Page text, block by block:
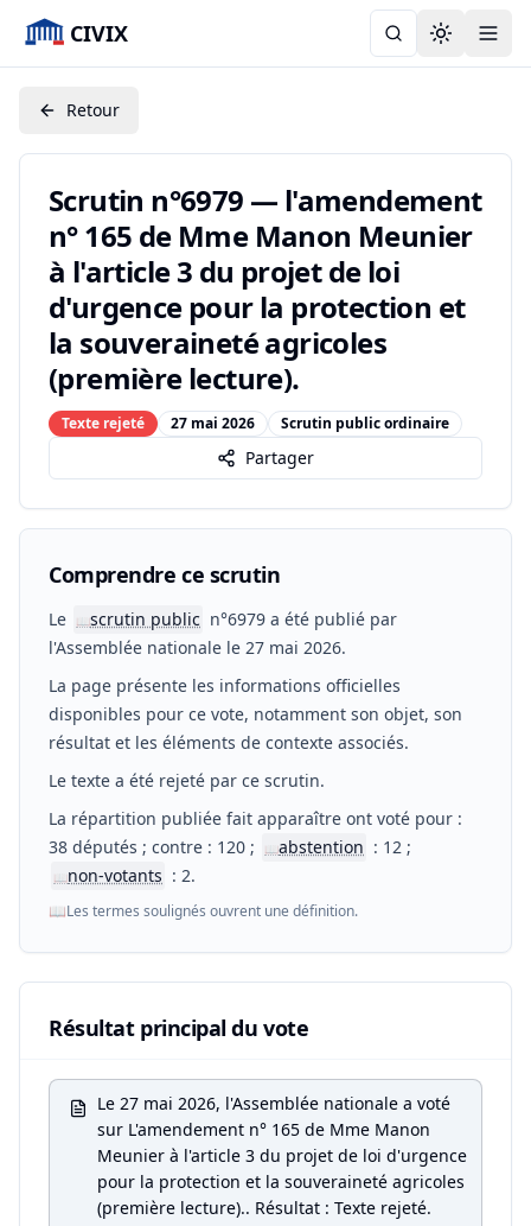
CIVIX Toggle
Retour
Scrutin n°6979 — l'amendement
n° 165 de Mme Manon Meunier
à l'article 3 du projet de loi
d'urgence pour la protection et
la souveraineté agricoles
(première lecture).
Texte rejeté 27 mai 2026 Scrutin public ordinaire
Partager
Comprendre ce scrutin
Le 📖scrutin public n°6979 a été publié par
l'Assemblée nationale le 27 mai 2026.
La page présente les informations officielles
disponibles pour ce vote, notamment son objet, son
résultat et les éléments de contexte associés.
Le texte a été rejeté par ce scrutin.
La répartition publiée fait apparaître ont voté pour :
38 députés ; contre : 120 ;
📖abstention : 12 ;
📖non-votants : 2.
📖Les termes soulignés ouvrent une définition.
Résultat principal du vote
Le 27 mai 2026, l'Assemblée nationale a voté
sur L'amendement n° 165 de Mme Manon
Meunier à l'article 3 du projet de loi d'urgence
pour la protection et la souveraineté agricoles
(première lecture).. Résultat : Texte rejeté.